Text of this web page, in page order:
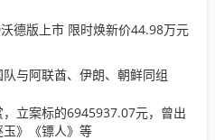
德版上市 限时焕新价44.98万元
与阿联酋、伊朗、朝鲜同组
立案标的6945937.07元，曾出
》《镖人》等